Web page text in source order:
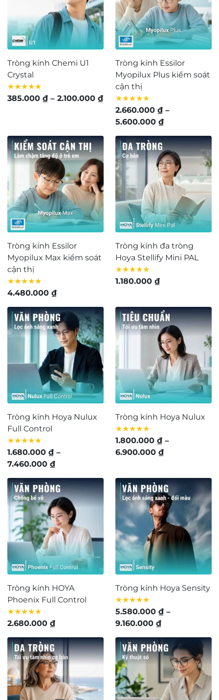
Tròng kính Chemi U1
Crystal
★★★★★
385.000 ₫ – 2.100.000 ₫Khoảng
giá:
đến
2.100.000 ₫
Tròng kính Essilor
Myopilux Plus kiểm soát
cận thị
★★★★★
2.660.000 ₫ –
5.600.000 ₫Khoảng
từ
2.660.000 ₫
đến
5.600.000 ₫
Tròng kính Essilor
Myopilux Max kiểm soát
cận thị
★★★★★
4.480.000 ₫
Tròng kính đa tròng
Hoya Stellify Mini PAL
★★★★★
1.180.000 ₫
Tròng kính Hoya Nulux
Full Control
★★★★★
1.680.000 ₫ –
7.460.000 ₫Khoảng
từ
1.680.000 ₫
đến
7.460.000 ₫
Tròng kính Hoya Nulux
★★★★★
1.800.000 ₫ –
6.900.000 ₫Khoảng
1.800.000 ₫
đến
6.900.000 ₫
Tròng kính HOYA
Phoenix Full Control
★★★★★
2.680.000 ₫
Tròng kính Hoya Sensity
★★★★★
5.580.000 ₫ –
9.160.000 ₫Khoảng
từ
5.580.000 ₫
đến
9.160.000 ₫